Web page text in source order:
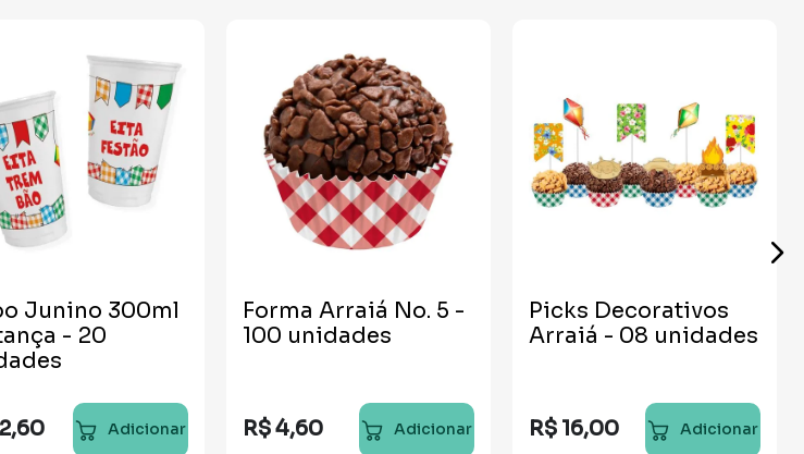
Junino 300ml
- 20
,60 Adicionar
Forma Arraiá No. 5 -
100 unidades
R$4,60 Adicionar
Picks Decorativos
Arraiá - 08 unidades
R$ 16,00 Adicionar